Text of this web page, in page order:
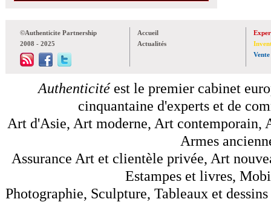
©Authenticite Partnership
2008 - 2025
Accueil
Actualités
Vente
Authenticitéest le premier cabinet
cinquantaine d'experts et de
Art d'Asie, Art moderne, Art contemporain,
Armes
Assurance Art et clientèle privée, Art
Estampes et livres,
Photographie, Sculpture, Tableaux et